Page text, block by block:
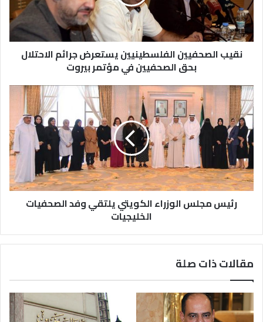
نقيب الصحفيين الفلسطينيين يستعرض جرائم الاحتلال
بحق الصحفيين في مؤتمر بيروت
رئيس مجلس الوزراء الكويتي يلتقي وفد الصحفيات
الخليجيات
مقالات ذات صلة